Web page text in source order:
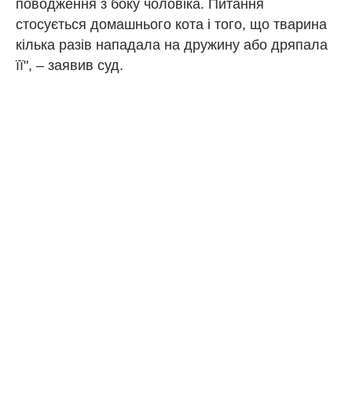
поводження з боку чоловіка. Питання
стосується домашнього кота і того, що тварина
кілька разів нападала на дружину або дряпала
її", – заявив суд.